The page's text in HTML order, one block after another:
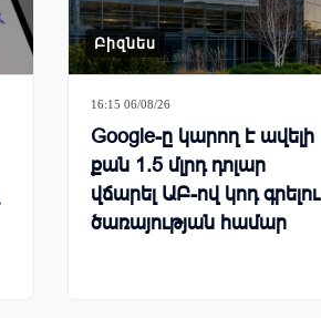
Բիզնես
16:15 06/08/26
Google-ը կարող է ավելի
քան 1.5 մլրդ դոլար
վճարել ԱԲ-ով կոդ գրելու
ծառայության համար